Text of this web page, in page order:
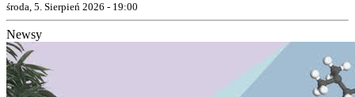
środa, 5. Sierpień 2026 - 19:00
Newsy